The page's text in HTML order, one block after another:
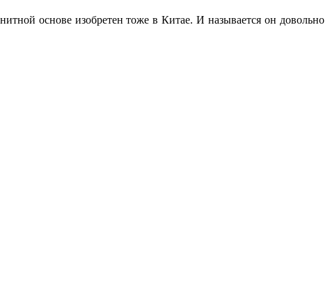
основе изобретен тоже в Китае. И называется он довольно